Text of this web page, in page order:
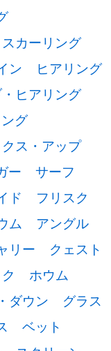
スカーリング
ン
ヒアリング
ヒアリング
グ
ス・アップ
ー
サーフ
ド
フリスク
ム
アングル
リー
クェスト
ホウム
ダウン
グラス
ベット